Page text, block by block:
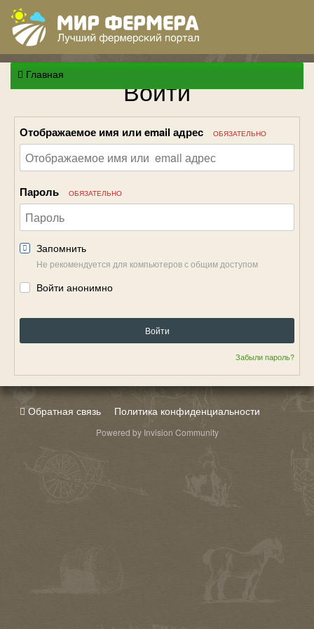
Главная Войти
Отображаемое имя или email адрес ОБЯЗАТЕЛЬНО
Пароль ОБЯЗАТЕЛЬНО
Запомнить
Не рекомендуется для компьютеров с общим доступом
Войти анонимно
Войти
Забыли пароль?
Обратная связь Политика конфиденциальности
Powered by Invision Community